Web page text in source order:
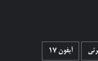
آیفون 17